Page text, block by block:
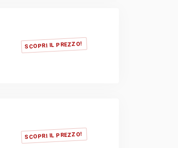
SCOPRI IL PREZZO!
SCOPRI IL PREZZO!
Networking